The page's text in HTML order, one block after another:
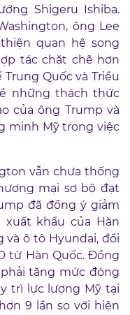
Shigeru Ishiba.
ông Lee
quan hệ song
tác chặt chẽ hơn
Quốc và Triều
những thách thức
của ông Trump và
minh Mỹ trong việc
vẫn chưa thống
mại sơ bộ đạt
đã đồng ý giảm
xuất khẩu của Hàn
và ô tô Hyundai, đổi
từ Hàn Quốc. Đồng
tăng mức đóng
trì lực lượng Mỹ tại
9 lần so với hiện